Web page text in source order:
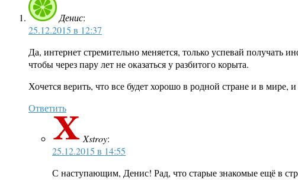
Денис:
25.12.2015 в 12:37
Да, интернет стремительно меняется, только успевай
чтобы через пару лет не оказаться у разбитого корыта.
Хочется верить, что все будет хорошо в родной стране и в
Ответить
Xstroy:
25.12.2015 в 14:55
С наступающим, Денис! Рад, что старые знакомые ещё в